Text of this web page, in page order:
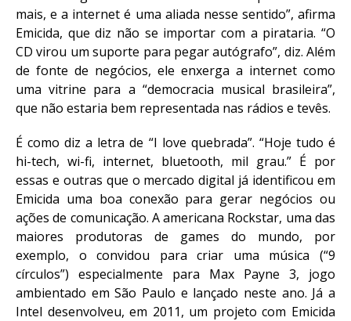
mais, e a internet é uma aliada nesse sentido”, afirma
Emicida, que diz não se importar com a pirataria. “O
CD virou um suporte para pegar autógrafo”, diz. Além
de fonte de negócios, ele enxerga a internet como
uma vitrine para a “democracia musical brasileira”,
que não estaria bem representada nas rádios e tevês.
É como diz a letra de “I love quebrada”. “Hoje tudo é
hi-tech, wi-fi, internet, bluetooth, mil grau.” É por
essas e outras que o mercado digital já identificou em
Emicida uma boa conexão para gerar negócios ou
ações de comunicação. A americana Rockstar, uma das
maiores produtoras de games do mundo, por
exemplo, o convidou para criar uma música (“9
círculos”) especialmente para Max Payne 3, jogo
ambientado em São Paulo e lançado neste ano. Já a
Intel desenvolveu, em 2011, um projeto com Emicida